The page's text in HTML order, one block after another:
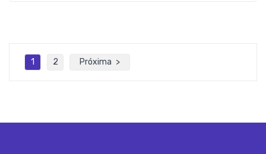
1 2 Próxima